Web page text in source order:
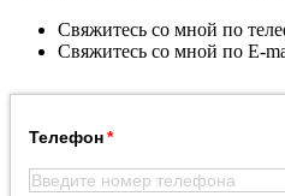
Свяжитесь со мной по
Свяжитесь со мной по E-
Телефон